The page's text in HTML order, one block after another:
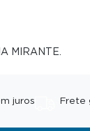
MIRANTE.
juros Frete